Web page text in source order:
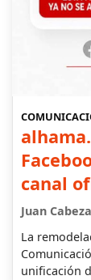
canal
Juan
La
unificación